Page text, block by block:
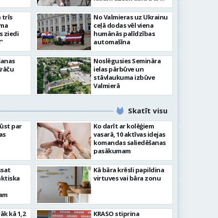
trīs
ziedi
senioriem Vidzemes
slimnīcā
No Valmieras uz Ukrainu
ceļā dodas vēl viena
humānās palīdzības
automašīna
Noslēgusies Semināra
ielas pārbūve un
stāvlaukuma izbūve
Valmierā
Skatīt visu
par
kā 1,2
Ko darīt ar kolēģiem
vasarā, 10 aktīvas idejas
komandas saliedēšanas
pasākumam
Kā bāra krēsli papildina
virtuves vai bāra zonu
KRASO stiprina